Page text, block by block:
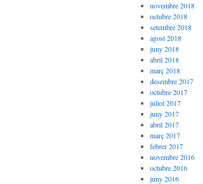
novembre 2018
octubre 2018
setembre 2018
agost 2018
juny 2018
abril 2018
març 2018
desembre 2017
octubre 2017
juliol 2017
juny 2017
abril 2017
març 2017
febrer 2017
novembre 2016
octubre 2016
juny 2016